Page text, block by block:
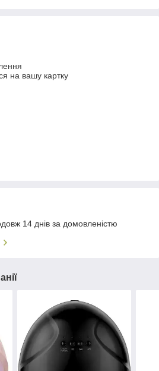
на вашу картку
14 днів за домовленістю